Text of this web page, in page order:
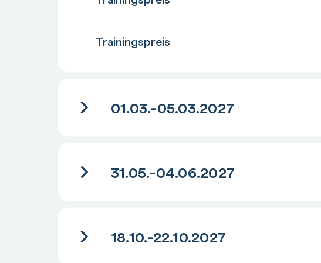
Trainingspreis
01.03.-05.03.2027
31.05.-04.06.2027
18.10.-22.10.2027